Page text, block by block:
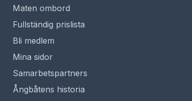
Maten ombord
Fullständig prislista
Bli medlem
Mina sidor
Samarbetspartners
Ångbåtens historia